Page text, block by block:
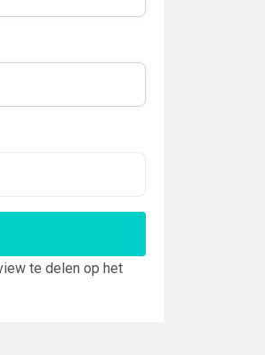
te delen op het